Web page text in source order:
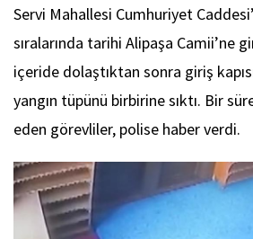
Servi Mahallesi Cumhuriyet
sıralarında tarihi Alipaşa Camii’ne
içeride dolaştıktan sonra giriş
yangın tüpünü birbirine sıktı. Bir
eden görevliler, polise haber verdi.